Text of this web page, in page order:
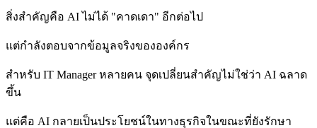
สิ่งสำคัญคือ AI ไม่ได้ "คาดเดา" อีกต่อไป
แต่กำลังตอบจากข้อมูลจริงขององค์กร
สำหรับ IT Manager หลายคน จุดเปลี่ยนสำคัญไม่ใช่ว่า AI ฉลาด
ขึ้น
แต่คือ AI กลายเป็นประโยชน์ในทางธุรกิจในขณะที่ยังรักษา